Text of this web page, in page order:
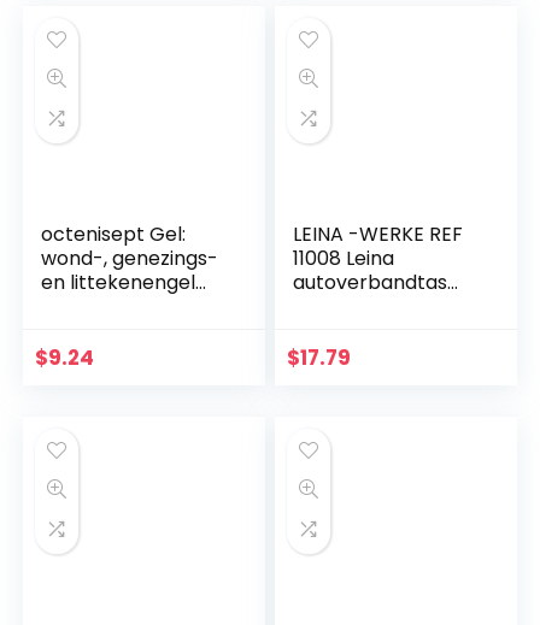
octenisept Gel:
wond-, genezings-
en littekenengel
brandwonden,
$9.24
LEINA -WERKE REF
11008 Leina
autoverbandtas
$17.79